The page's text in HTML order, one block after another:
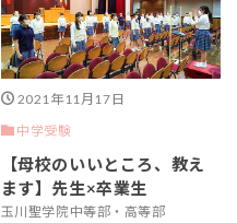
2021年11月17日
中学受験
【母校のいいところ、教え
ます】先生×卒業生
玉川聖学院中等部・高等部